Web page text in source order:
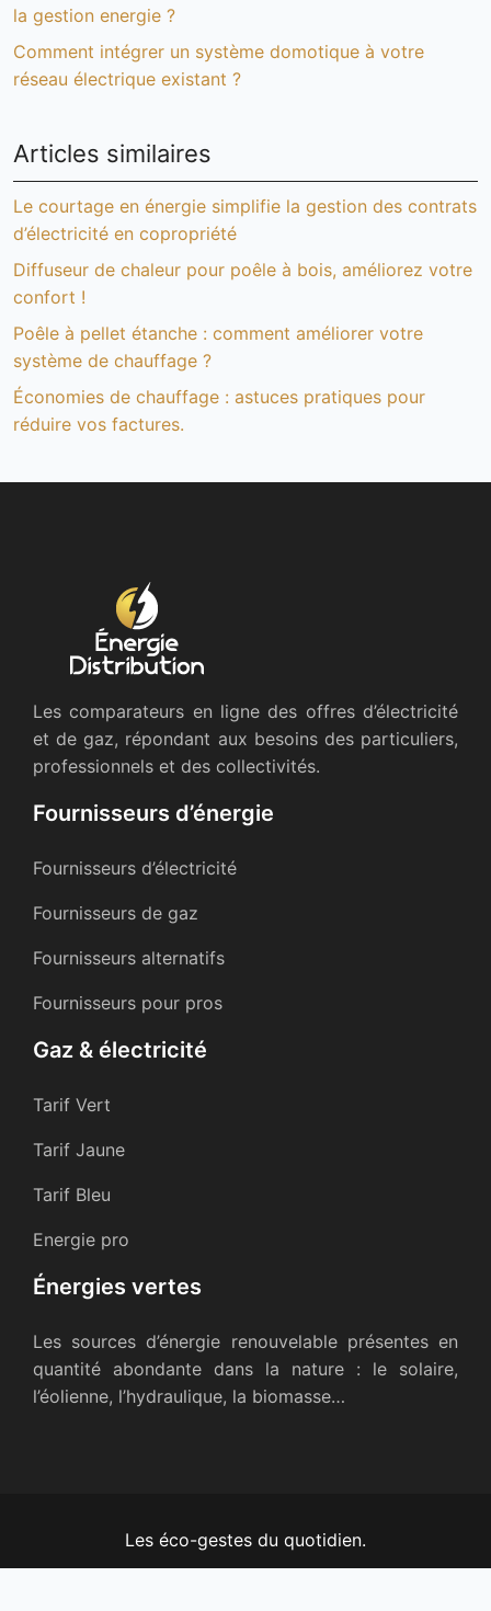
la gestion energie ?
Comment intégrer un système domotique à votre
réseau électrique existant ?
Articles similaires
Le courtage en énergie simplifie la gestion des contrats
d’électricité en copropriété
Diffuseur de chaleur pour poêle à bois, améliorez votre
confort !
Poêle à pellet étanche : comment améliorer votre
système de chauffage ?
Économies de chauffage : astuces pratiques pour
réduire vos factures.
Les comparateurs en ligne des offres d’électricité
et de gaz, répondant aux besoins des particuliers,
professionnels et des collectivités.
Fournisseurs d’énergie
Fournisseurs d’électricité
Fournisseurs de gaz
Fournisseurs alternatifs
Fournisseurs pour pros
Gaz & électricité
Tarif Vert
Tarif Jaune
Tarif Bleu
Energie pro
Énergies vertes
Les sources d’énergie renouvelable présentes en
quantité abondante dans la nature : le solaire,
l’éolienne, l’hydraulique, la biomasse…
Les éco-gestes du quotidien.